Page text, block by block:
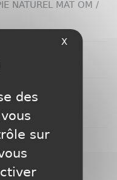
NATUREL MAT OM /
locale
gris mat
X
des
sur